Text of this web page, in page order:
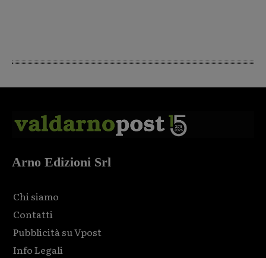
Arno Edizioni Srl
Chi siamo
Contatti
Pubblicità su Vpost
Info Legali